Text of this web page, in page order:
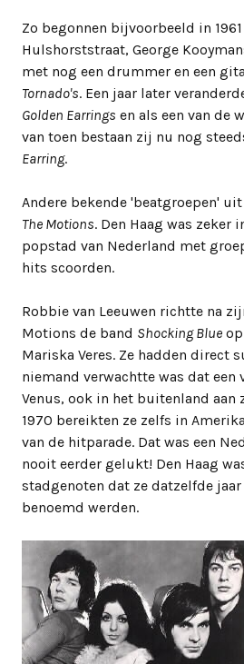
Zo begonnen bijvoorbeeld in
Hulshorststraat, George
met nog een drummer en een
Tornado's. Een jaar later
Golden Earrings en als een van de
van toen bestaan zij nu nog
Earring.
Andere bekende 'beatgroepen'
The Motions. Den Haag was zeker
popstad van Nederland met
hits scoorden.
Robbie van Leeuwen richtte na
Motions de band Shocking Blue
Mariska Veres. Ze hadden direct
niemand verwachtte was dat een
Venus, ook in het buitenland aan
1970 bereikten ze zelfs in
van de hitparade. Dat was een
nooit eerder gelukt! Den Haag
stadgenoten dat ze datzelfde
benoemd werden.